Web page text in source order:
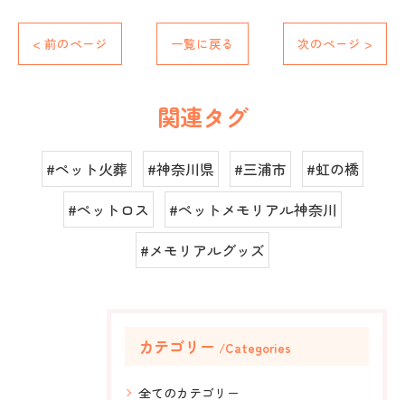
< 前のページ 一覧に戻る 次のページ >
関連タグ
#ペット火葬 #神奈川県 #三浦市
#虹の橋
#ペットロス
#ペットメモリアル神奈川
#メモリアルグッズ
カテゴリー Categories
全てのカテゴリー